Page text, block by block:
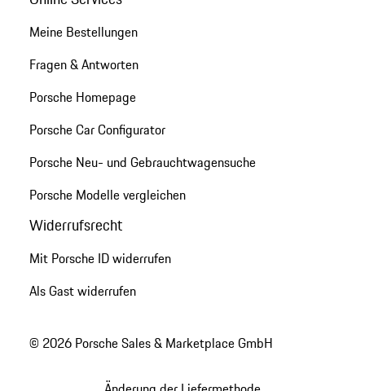
Meine Bestellungen
Fragen & Antworten
Porsche Homepage
Porsche Car Configurator
Porsche Neu- und Gebrauchtwagensuche
Porsche Modelle vergleichen
Widerrufsrecht
Mit Porsche ID widerrufen
Als Gast widerrufen
© 2026 Porsche Sales & Marketplace GmbH